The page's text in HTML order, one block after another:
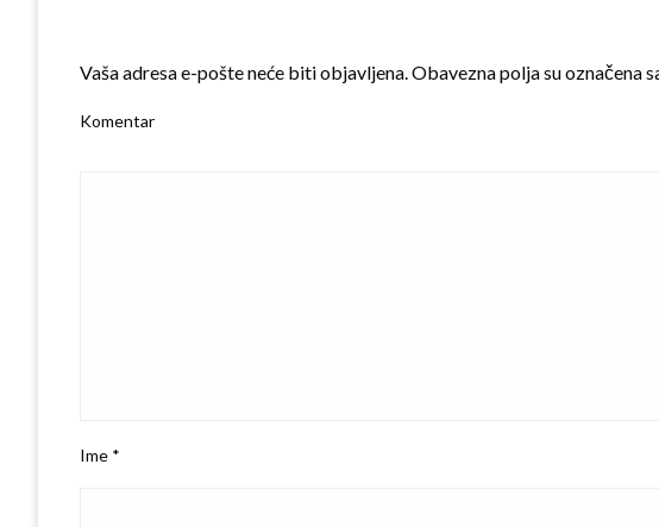
Vaša adresa e-pošte neće biti objavljena. Obavezna polja su označena
Komentar
Ime *